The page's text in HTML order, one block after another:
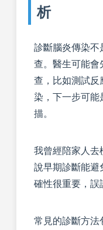
析
診斷腦炎傳染不
查。醫生可能會
查，比如測試反
染，下一步可能
描。
我曾經陪家人去
說早期診斷能避
確性很重要，誤
常見的診斷方法